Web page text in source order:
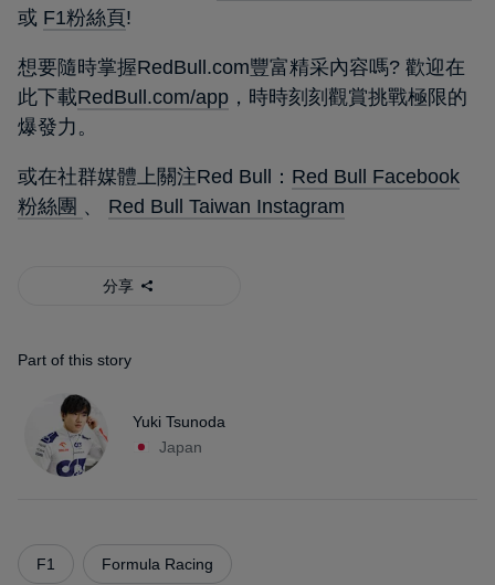
或 F1粉絲頁!
想要隨時掌握RedBull.com豐富精采內容嗎? 歡迎在
此下載RedBull.com/app ，時時刻刻觀賞挑戰極限的
爆發力。
或在社群媒體上關注Red Bull： Red Bull Facebook
粉絲團 、 Red Bull Taiwan Instagram
分享
Part of this story
Yuki Tsunoda
Japan
F1 Formula Racing